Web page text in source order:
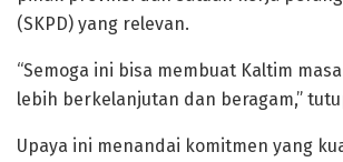
(SKPD) yang relevan.
“Semoga ini bisa membuat Kaltim
lebih berkelanjutan dan beragam,”
Upaya ini menandai komitmen yang